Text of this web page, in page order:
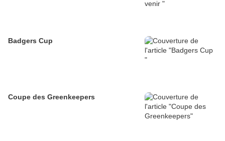
Badgers Cup
Coupe des Greenkeepers